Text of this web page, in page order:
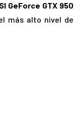
GeForce GTX 950
más alto nivel de